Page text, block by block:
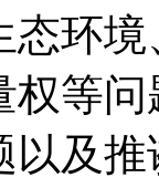
态环
权等
以及